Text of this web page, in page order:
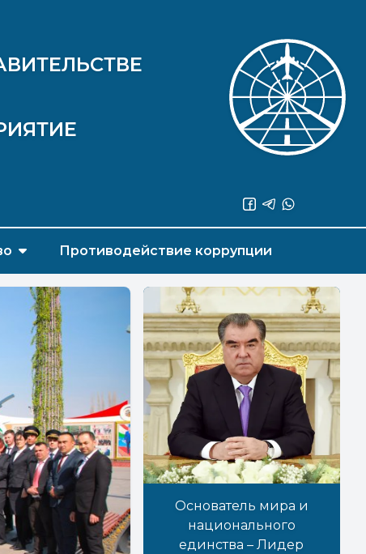
Противодействие коррупции
Основатель мира и
национального
единства – Лидер